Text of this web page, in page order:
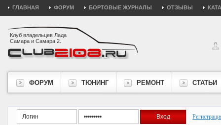
ГЛАВНАЯ ФОРУМ БОРТОВЫЕ ЖУРНАЛЫ ОТЗЫВЫ
Клуб владельцев Лада
Самара и Самара 2.
ФОРУМ ТЮНИНГ РЕМОНТ СТАТЬИ